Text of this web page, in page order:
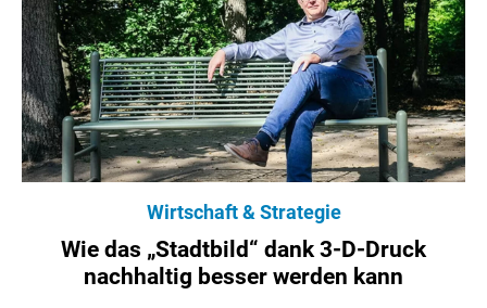
Wirtschaft & Strategie
Wie das „Stadtbild“ dank 3-D-Druck
nachhaltig besser werden kann